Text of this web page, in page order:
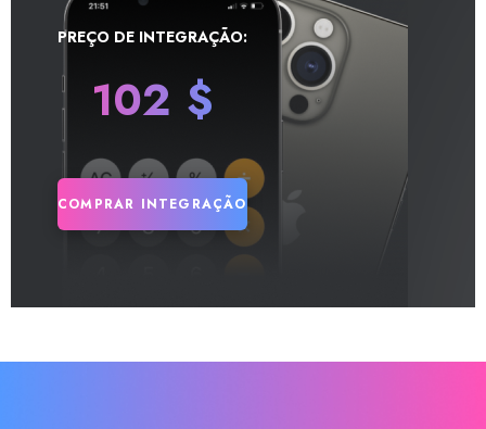
PREÇO DE INTEGRAÇÃO:
102 $
COMPRAR INTEGRAÇÃO